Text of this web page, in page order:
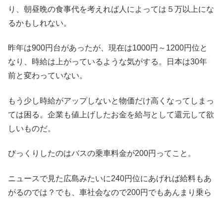
り、朝昼晩の食事代を考えれば人によっては５万以上にな
るかもしれない。
昨年は900円台があったが、現在は1000円～1200円位と
なり、時給は上がっているような気がする。日本は30年
前と変わっていない。
もう少し時給がアップしないと物価だけ高くなってしまっ
ては困る。企業も値上げしたお金を給与として還元して欲
しいものだ。
びっくりしたのはバスの乗車料金が200円ってこと。
ニュースで見た広島みたいに240円位にあげれば給料もあ
がるのでは？でも、車社会なので200円でもあんまり乗ら